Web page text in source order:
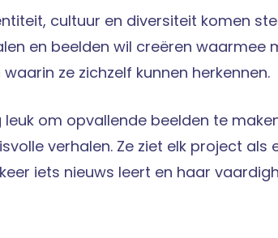
cultuur en diversiteit komen
en beelden wil creëren waarmee
ze zichzelf kunnen herkennen.
leuk om opvallende beelden te
verhalen. Ze ziet elk project als
iets nieuws leert en haar